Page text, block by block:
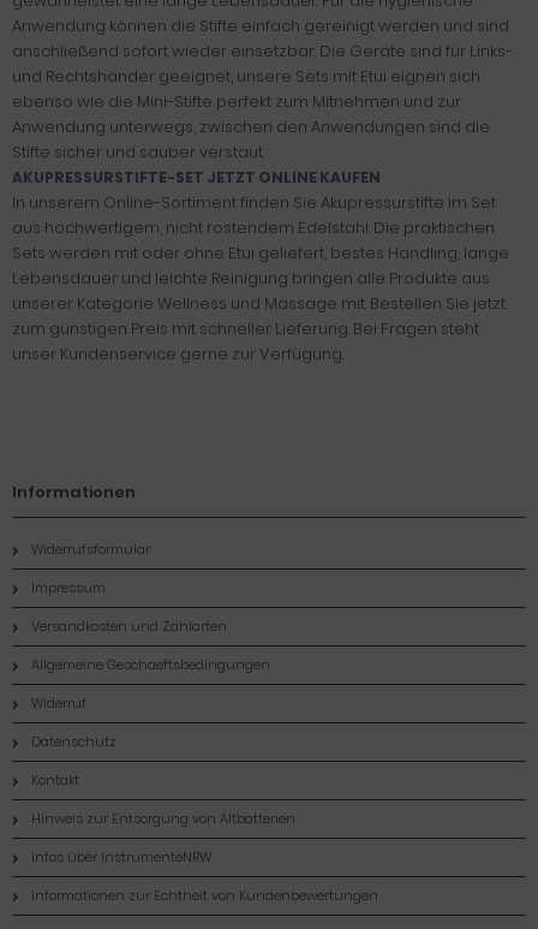
Anwendung können die Stifte einfach gereinigt werden und sind
anschließend sofort wieder einsetzbar. Die Geräte sind für Links-
und Rechtshänder geeignet, unsere Sets mit Etui eignen sich
ebenso wie die Mini-Stifte perfekt zum Mitnehmen und zur
Anwendung unterwegs, zwischen den Anwendungen sind die
Stifte sicher und sauber verstaut.
AKUPRESSURSTIFTE-SET JETZT ONLINE KAUFEN
In unserem Online-Sortiment finden Sie Akupressurstifte im Set
aus hochwertigem, nicht rostendem Edelstahl. Die praktischen
Sets werden mit oder ohne Etui geliefert, bestes Handling, lange
Lebensdauer und leichte Reinigung bringen alle Produkte aus
unserer Kategorie Wellness und Massage mit. Bestellen Sie jetzt
zum günstigen Preis mit schneller Lieferung. Bei Fragen steht
unser Kundenservice gerne zur Verfügung.
Informationen
Widerrufsformular
Impressum
Versandkosten und Zahlarten
Allgemeine Geschaeftsbedingungen
Widerruf
Datenschutz
Kontakt
Hinweis zur Entsorgung von Altbatterien
Infos über InstrumenteNRW
Informationen zur Echtheit von Kundenbewertungen